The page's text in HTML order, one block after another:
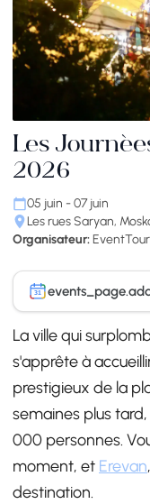
Les
2026
05 juin - 07 juin
Les rues Saryan,
Organisateur:
31
La ville qui
s'apprête à
prestigieux de la
semaines plus
000 personnes.
moment, et Erevan
destination.